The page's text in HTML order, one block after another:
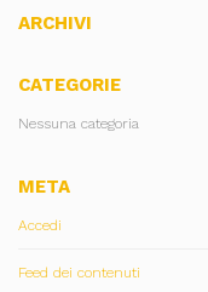
ARCHIVI
CATEGORIE
Nessuna categoria
META
Accedi
Feed dei contenuti